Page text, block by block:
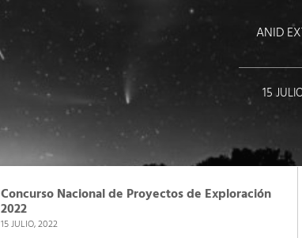
ANID
15
Concurso Nacional de Proyectos de Exploración
2022
15 JULIO, 2022